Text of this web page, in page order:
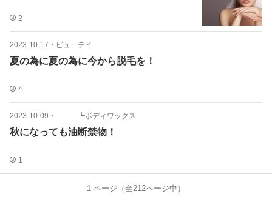
2
2023-10-17 ・ ビュ－テイ
夏の為に夏の為に今から脱毛を！
4
2023-10-09 ・ ┗ボディワックス
秋になっても油断禁物！
1
1 ページ（全212ページ中）